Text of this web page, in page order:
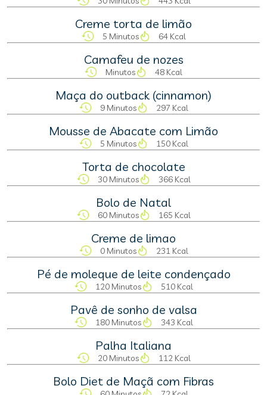
Creme torta de limão
5 Minutos 64 Kcal
Camafeu de nozes
Minutos 48 Kcal
Maça do outback (cinnamon)
9 Minutos 297 Kcal
Mousse de Abacate com Limão
5 Minutos 150 Kcal
Torta de chocolate
30 Minutos 366 Kcal
Bolo de Natal
60 Minutos 165 Kcal
Creme de limao
0 Minutos 231 Kcal
Pé de moleque de leite condençado
120 Minutos 510 Kcal
Pavê de sonho de valsa
180 Minutos 343 Kcal
Palha Italiana
20 Minutos 112 Kcal
Bolo Diet de Maçã com Fibras